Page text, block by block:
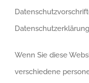
Wenn Sie diese
verschiedene